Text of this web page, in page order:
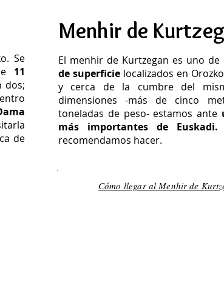
Se
11
dos;
de
Menhir de
El menhir de Kurtzegan es uno de
de superficie localizados en
y cerca de la cumbre del
dimensiones -más de cinco
toneladas de peso- estamos ante
más importantes de Euskadi.
recomendamos hacer.
Cómo llegar al Menhir de